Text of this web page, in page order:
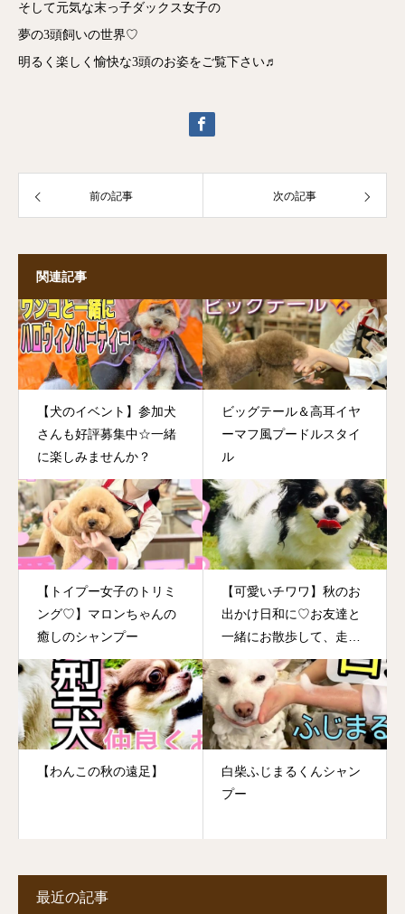
そして元気な末っ子ダックス女子の
夢の3頭飼いの世界♡
明るく楽しく愉快な3頭のお姿をご覧下さい♬
前の記事 次の記事
関連記事
【犬のイベント】参加犬
さんも好評募集中☆一緒
に楽しみませんか？
ビッグテール＆高耳イヤ
ーマフ風プードルスタイ
ル
【トイプー女子のトリミ
ング♡】マロンちゃんの
癒しのシャンプー
【可愛いチワワ】秋のお
出かけ日和に♡お友達と
一緒にお散歩して、走っ
て笑って1日満喫コース
【わんこの秋の遠足】
白柴ふじまるくんシャン
プー
最近の記事